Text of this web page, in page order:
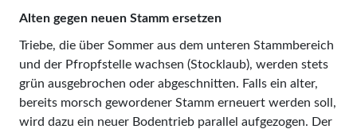
Alten gegen neuen Stamm ersetzen
Triebe, die über Sommer aus dem unteren Stammbereich
und der Pfropfstelle wachsen (Stocklaub), werden stets
grün ausgebrochen oder abgeschnitten. Falls ein alter,
bereits morsch gewordener Stamm erneuert werden soll,
wird dazu ein neuer Bodentrieb parallel aufgezogen. Der